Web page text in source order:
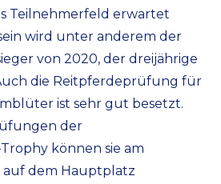
Teilnehmerfeld erwartet
wird unter anderem der
von 2020, der dreijährige
die Reitpferdeprüfung für
ist sehr gut besetzt.
der
können sie am
auf dem Hauptplatz